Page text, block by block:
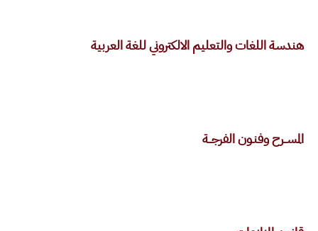
هندسة اللغات والتعليم الالكتروني للغة العربية
المســرح وفنـون الفرجــة